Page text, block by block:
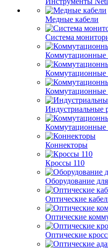
Медные кабели
Система
Коммутационные
Коммутационные
Коммутационные
Индустриальные
Коннекторы
Кроссы 110
Оборудование
Оптические
Оптические
Оптические